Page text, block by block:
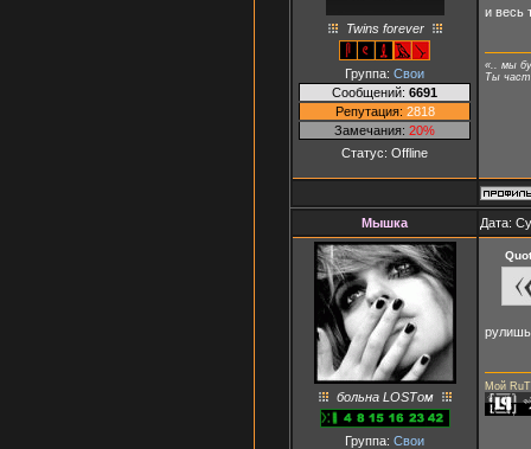
Twins forever
Группа: Свои
Сообщений: 6691
Репутация: 2818
Замечания: 20%
Статус: Offline
и весь
«.. мы
Ты
Мышка Дата:
больна LOSTом
Группа: Свои
Мой